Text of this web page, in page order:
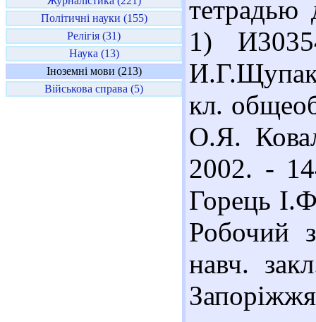
Політичні науки (155)
Релігія (31)
Наука (13)
Іноземні мови (213)
Військова справа (5)
тетрадью
1)
И.Г.Щупак
кл.
О.Я.
2002. -
Горець
Робочий
навч.